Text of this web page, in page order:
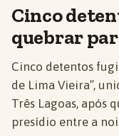
Cinco
quebrar
Cinco detentos
de Lima Vieira”,
Três Lagoas, após
presídio entre a